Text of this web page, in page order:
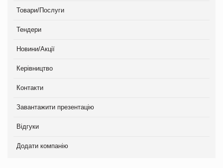
Товари/Послуги
Тендери
Новини/Акції
Керівництво
Контакти
Завантажити презентацію
Відгуки
Додати компанію